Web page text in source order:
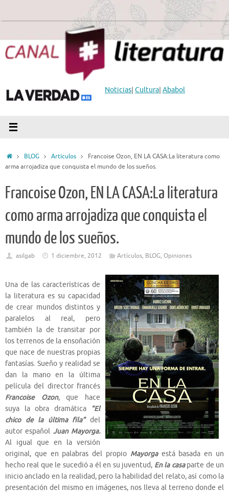
Noticias| Cultura| Ababol
InicioBLOG Artículos
Francoise Ozon, EN LA CASA:La literatura como
arma arrojadiza que conquista el mundo de los sueños.
Francoise Ozon, EN LA CASA:La literatura
como arma arrojadiza que conquista el
mundo de los sueños.
asilgab 1 diciembre, 2012 Artículos, BLOG, Opiniones
Una de las características de
la literatura es su capacidad
de crear mundos distintos y
paralelos al real, pero
también la de transitar por
los terrenos de la ensoñación
que nace de nuestras propias
fantasías. Sueño y realidad se
dan la mano en la última
película del director francés
Francoise Ozon, que hace
suya la obra dramática
“El
chico de la última fila”del
autor español Juan Mayorga.
Al igual que en la versión
original, que en palabras del propio Mayorgaestá basada en un
hecho real que le sucedió a él en su juventud, En la casaparte de un
inicio anclado en la realidad, pero la habilidad del relato, así como la
presentación del mismo en imágenes, nos lleva al terreno donde el